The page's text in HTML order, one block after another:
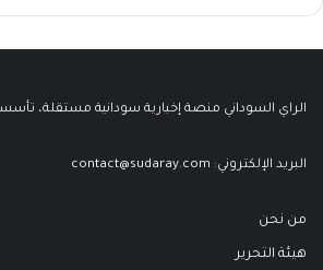
الراي السوداني منصة إخبارية سودانية مستقلة، تأسست
البريد الإلكتروني: contact@sudaray.com
من نحن
هيئة التحرير